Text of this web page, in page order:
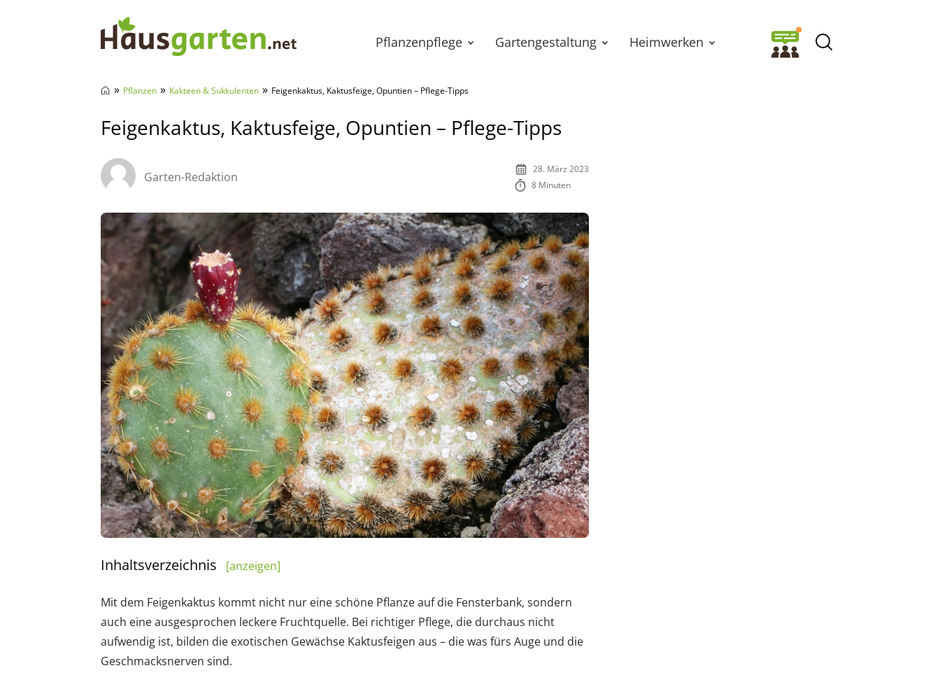
Pflanzenpflege Gartengestaltung Heimwerken
» Pflanzen » Kakteen & Sukkulenten » Feigenkaktus, Kaktusfeige, Opuntien – Pflege-Tipps
Feigenkaktus, Kaktusfeige, Opuntien – Pflege-Tipps
Garten-Redaktion
28. März 2023
8 Minuten
Inhaltsverzeichnis [anzeigen]
Mit dem Feigenkaktus kommt nicht nur eine schöne Pflanze auf die Fensterbank, sondern
auch eine ausgesprochen leckere Fruchtquelle. Bei richtiger Pflege, die durchaus nicht
aufwendig ist, bilden die exotischen Gewächse Kaktusfeigen aus – die was fürs Auge und die
Geschmacksnerven sind.